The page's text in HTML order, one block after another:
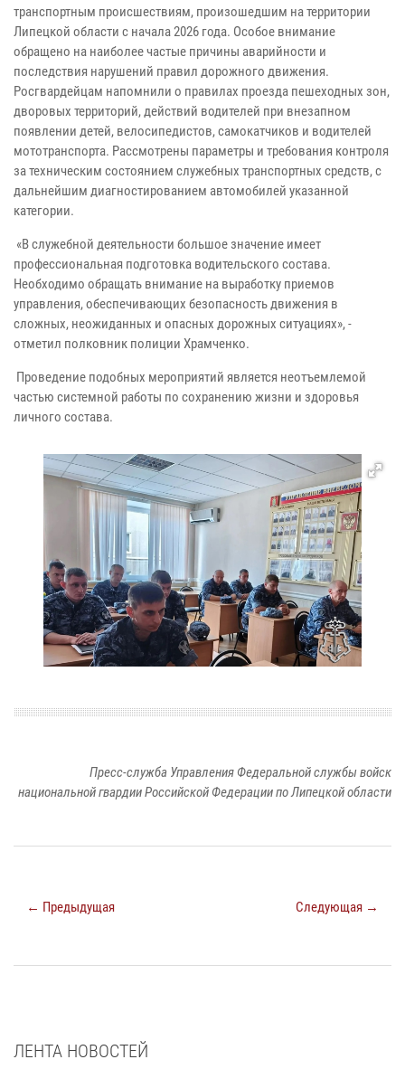
транспортным происшествиям, произошедшим на территории
Липецкой области с начала 2026 года. Особое внимание
обращено на наиболее частые причины аварийности и
последствия нарушений правил дорожного движения.
Росгвардейцам напомнили о правилах проезда пешеходных зон,
дворовых территорий, действий водителей при внезапном
появлении детей, велосипедистов, самокатчиков и водителей
мототранспорта. Рассмотрены параметры и требования контроля
за техническим состоянием служебных транспортных средств, с
дальнейшим диагностированием автомобилей указанной
категории.
«В служебной деятельности большое значение имеет
профессиональная подготовка водительского состава.
Необходимо обращать внимание на выработку приемов
управления, обеспечивающих безопасность движения в
сложных, неожиданных и опасных дорожных ситуациях», -
отметил полковник полиции Храмченко.
Проведение подобных мероприятий является неотъемлемой
частью системной работы по сохранению жизни и здоровья
личного состава.
Пресс-служба Управления Федеральной службы войск
национальной гвардии Российской Федерации по Липецкой области
← Предыдущая Следующая →
ЛЕНТА НОВОСТЕЙ